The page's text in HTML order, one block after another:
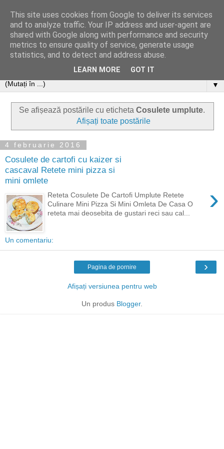
▼
Se afișează postările cu eticheta Cosulete umplute.
Afișați toate postările
4 februarie 2016
Cosulete de cartofi cu kaizer si
cascaval Retete mini pizza si
mini omlete
›
Reteta Cosulete De Cartofi Umplute Retete
Culinare Mini Pizza Si Mini Omleta De Casa O
reteta mai deosebita de gustari reci sau cal...
Un comentariu:
›
Pagina de pornire
Afișați versiunea pentru web
Un produs Blogger.
This site uses cookies from Google to deliver its services
and to analyze traffic. Your IP address and user-agent are
shared with Google along with performance and security
metrics to ensure quality of service, generate usage
statistics, and to detect and address abuse.
LEARN MORE GOT IT